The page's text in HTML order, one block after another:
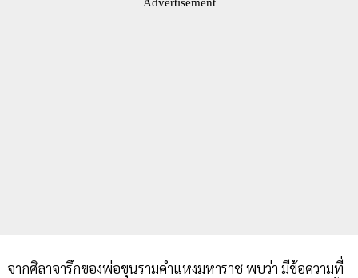
จากศิลาจารึกของพ่อขุนรามคำแหงมหาราช พบว่า มีข้อความที่